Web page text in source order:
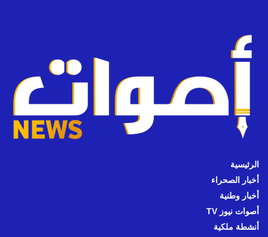
الرئيسية
أخبار الصحراء
أخبار وطنية
أصوات نيوز TV
أنشطة ملكية